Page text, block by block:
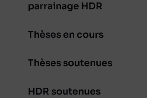
parrainage HDR
Thèses en cours
Thèses soutenues
HDR soutenues